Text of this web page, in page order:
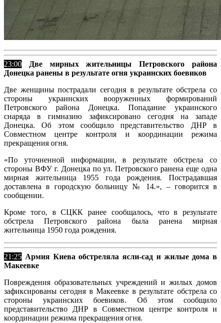
23:00
Две мирных жительницы Петровского района
Донецка ранены в результате огня украинских боевиков
Две женщины пострадали сегодня в результате обстрела со
стороны украинских вооруженных формирований
Петровского района Донецка. Попадание украинского
снаряда в гимназию зафиксировано сегодня на западе
Донецка. Об этом сообщило представительство ДНР в
Совместном центре контроля и координации режима
прекращения огня.
«По уточненной информации, в результате обстрела со
стороны ВФУ г. Донецка по ул. Петровского ранена еще одна
мирная жительница 1955 года рождения. Пострадавшая
доставлена в городскую больницу № 14.», – говорится в
сообщении.
Кроме того, в СЦКК ранее сообщалось, что в результате
обстрела Петровского района была ранена мирная
жительница 1950 года рождения.
21:25 Армия Киева обстреляла ясли-сад и жилые дома в
Макеевке
Повреждения образовательных учреждений и жилых домов
зафиксированы сегодня в Макеевке в результате обстрела со
стороны украинских боевиков. Об этом сообщило
представительство ДНР в Совместном центре контроля и
координации режима прекращения огня.